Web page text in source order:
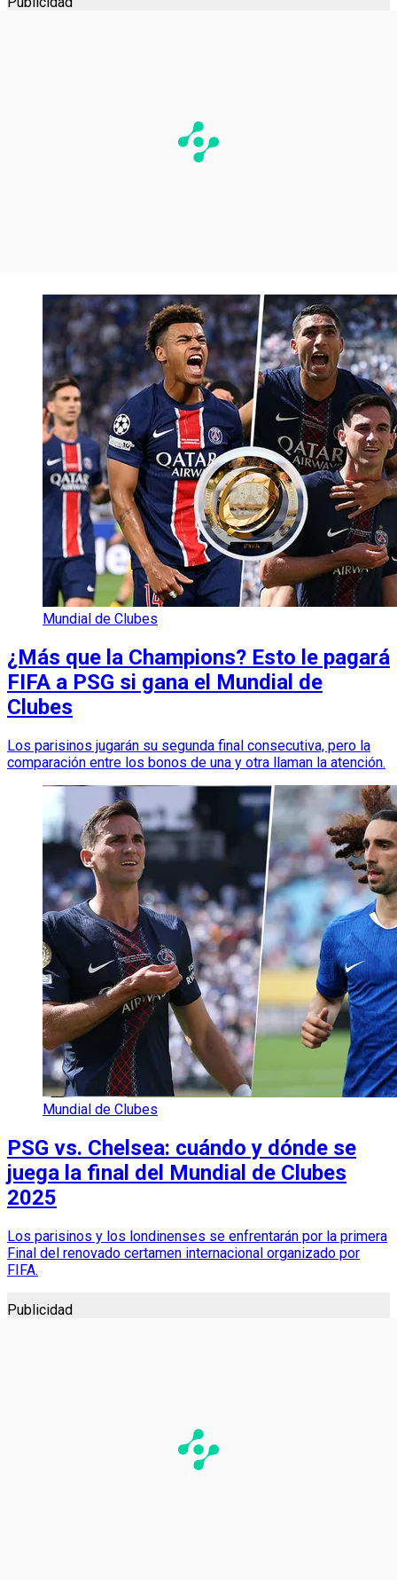
Mundial de Clubes
¿Más que la Champions? Esto le pagará
FIFA a PSG si gana el Mundial de
Clubes
Los parisinos jugarán su segunda final consecutiva, pero la
comparación entre los bonos de una y otra llaman la atención.
Mundial de Clubes
PSG vs. Chelsea: cuándo y dónde se
juega la final del Mundial de Clubes
2025
Los parisinos y los londinenses se enfrentarán por la primera
Final del renovado certamen internacional organizado por
FIFA.
Publicidad